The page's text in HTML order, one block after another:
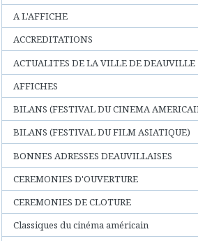
A L'AFFICHE
ACCREDITATIONS
ACTUALITES DE LA VILLE DE DEAUVILLE
AFFICHES
BILANS (FESTIVAL DU CINEMA
BILANS (FESTIVAL DU FILM ASIATIQUE)
BONNES ADRESSES DEAUVILLAISES
CEREMONIES D'OUVERTURE
CEREMONIES DE CLOTURE
Classiques du cinéma américain